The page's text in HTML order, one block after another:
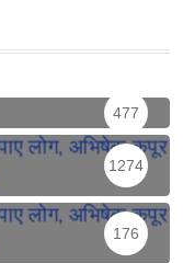
477
1274
176